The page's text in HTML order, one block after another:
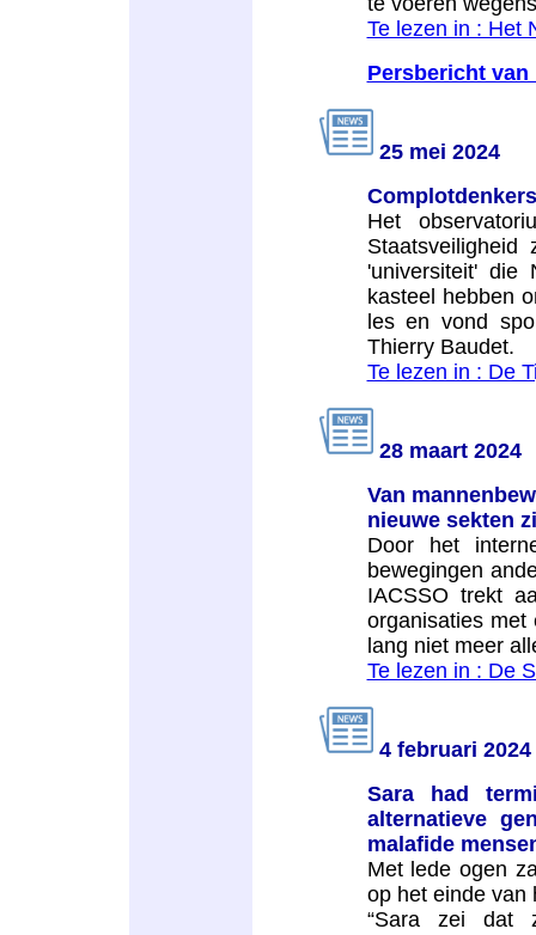
Te lezen in : Het
Persbericht van
25 mei 2024
Het
'universiteit' die
kasteel hebben
les en vond
Thierry Baudet.
Te lezen in : De
28 maart 2024
Van
nieuwe sekten
Door het
bewegingen
IACSSO trekt
organisaties
lang niet meer
Te lezen in : De
4 februari 2024
Sara had
alternatieve
malafide
Met lede ogen
op het einde van
“Sara zei dat